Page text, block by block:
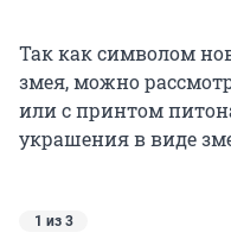
Так как символом
змея, можно
или с принтом
украшения в виде
1 из 3